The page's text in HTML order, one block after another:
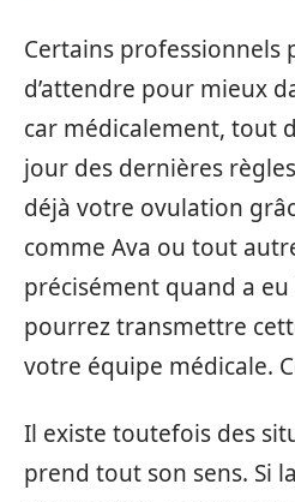
Certains professionnels
d’attendre pour mieux
car médicalement, tout
jour des dernières
déjà votre ovulation
comme Ava ou tout
précisément quand a
pourrez transmettre
votre équipe médicale.
Il existe toutefois des
prend tout son sens. Si